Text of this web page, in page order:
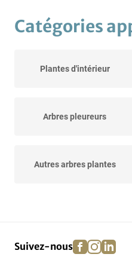
Catégories
Plantes d'intérieur
Arbres pleureurs
Autres arbres plantes
Suivez-nous facebook